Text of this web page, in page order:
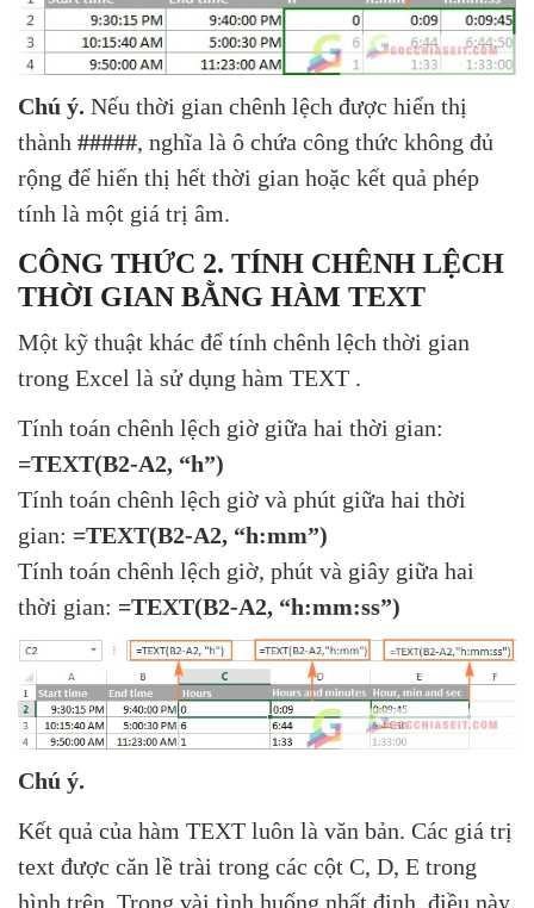
Chú ý. Nếu thời gian chênh lệch được hiển thị
thành #####, nghĩa là ô chứa công thức không đủ
rộng để hiển thị hết thời gian hoặc kết quả phép
tính là một giá trị âm.
CÔNG THỨC 2. TÍNH CHÊNH LỆCH
THỜI GIAN BẰNG HÀM TEXT
Một kỹ thuật khác để tính chênh lệch thời gian
trong Excel là sử dụng hàm TEXT .
Tính toán chênh lệch giờ giữa hai thời gian:
=TEXT(B2-A2, “h”)
Tính toán chênh lệch giờ và phút giữa hai thời
gian: =TEXT(B2-A2, “h:mm”)
Tính toán chênh lệch giờ, phút và giây giữa hai
thời gian: =TEXT(B2-A2, “h:mm:ss”)
Chú ý.
Kết quả của hàm TEXT luôn là văn bản. Các giá trị
text được căn lề trài trong các cột C, D, E trong
hình trên. Trong vài tình huống nhất định, điều này